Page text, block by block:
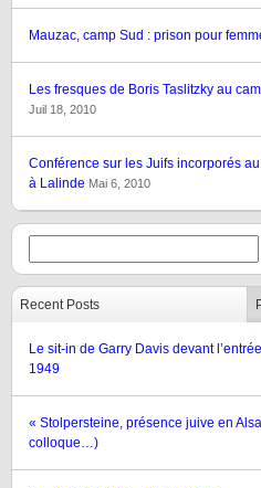
Mauzac, camp Sud : prison pour
Les fresques de Boris Taslitzky au
Juil 18, 2010
Conférence sur les Juifs incorporés
à Lalinde Mai 6, 2010
Recent Posts
Le sit-in de Garry Davis devant
1949
« Stolpersteine, présence juive en
colloque…)